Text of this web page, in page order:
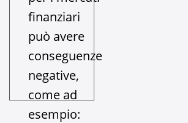
finanziari
può avere
conseguenze
negative,
come ad
esempio: